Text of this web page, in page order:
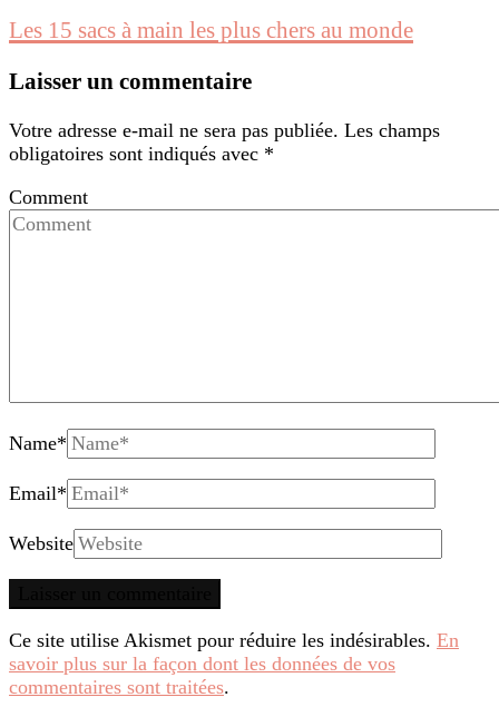
Les 15 sacs à main les plus chers au monde
Laisser un commentaire
Votre adresse e-mail ne sera pas publiée. Les champs
obligatoires sont indiqués avec *
Comment
Name*
Email*
Website
Ce site utilise Akismet pour réduire les indésirables. En
savoir plus sur la façon dont les données de vos
commentaires sont traitées.